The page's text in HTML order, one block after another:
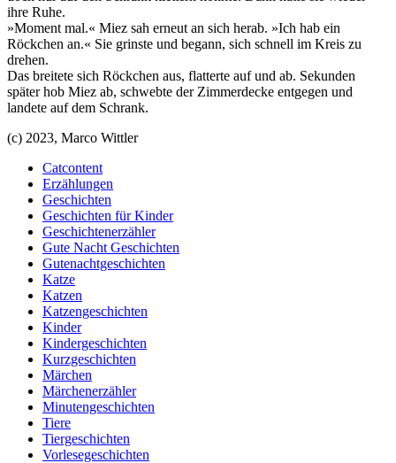
ihre Ruhe.
»Moment mal.« Miez sah erneut an sich herab. »Ich hab ein
Röckchen an.« Sie grinste und begann, sich schnell im Kreis zu
drehen.
Das breitete sich Röckchen aus, flatterte auf und ab. Sekunden
später hob Miez ab, schwebte der Zimmerdecke entgegen und
landete auf dem Schrank.
(c) 2023, Marco Wittler
Catcontent
Erzählungen
Geschichten
Geschichten für Kinder
Geschichtenerzähler
Gute Nacht Geschichten
Gutenachtgeschichten
Katze
Katzen
Katzengeschichten
Kinder
Kindergeschichten
Kurzgeschichten
Märchen
Märchenerzähler
Minutengeschichten
Tiere
Tiergeschichten
Vorlesegeschichten